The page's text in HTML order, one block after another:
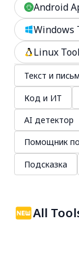
Android
Windows
Linux
Текст и
Код и ИТ
AI детектор
Помощник
Подсказка
All